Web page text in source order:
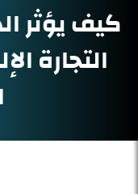
كيف يؤثر
التجارة